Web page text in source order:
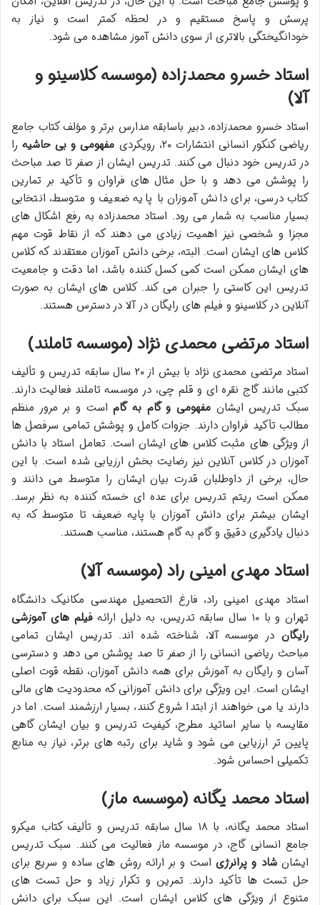
پرسش و پاسخ مستقیم و در لحظه کمتر است و نیاز به
خودانگیختگی بالاتری از سوی دانش آموز مشاهده می شود.
استاد خسرو محمدزاده (موسسه کلاسینو و
آلا)
استاد خسرو محمدزاده، دبیر باسابقه مدارس برتر و مؤلف کتاب جامع
ریاضی کنکور انسانی انتشارات ۲۰، رویکردی
مفهومی و بی حاشیهرا
در تدریس خود دنبال می کنند. تدریس ایشان از صفر تا صد مباحث
را پوشش می دهد و با حل مثال های فراوان و تأکید بر تمارین
کتاب درسی، برای دانش آموزان با پایه ضعیف و متوسط، انتخابی
بسیار مناسب به شمار می رود. استاد محمدزاده به رفع اشکال های
مجزا و شخصی نیز اهمیت زیادی می دهند که از نقاط قوت مهم
کلاس های ایشان است. البته، برخی دانش آموزان معتقدند که کلاس
های ایشان ممکن است کمی کسل کننده باشد، اما دقت و جامعیت
تدریس این کاستی را جبران می کند. کلاس های ایشان به صورت
آنلاین در کلاسینو و فیلم های رایگان در آلا در دسترس هستند.
استاد مرتضی محمدی نژاد (موسسه تاملند)
استاد مرتضی محمدی نژاد با بیش از ۲۰ سال سابقه تدریس و تألیف
کتبی مانند گاج نقره ای و قلم چی، در موسسه تاملند فعالیت دارند.
سبک تدریس ایشان مفهومی و گام به گاماست و بر مرور منظم
مطالب تأکید فراوان دارند. جزوات کامل و پوشش تمامی سرفصل ها
از ویژگی های مثبت کلاس های ایشان است. تعامل استاد با دانش
آموزان در کلاس آنلاین نیز رضایت بخش ارزیابی شده است. با این
حال، برخی از داوطلبان قدرت بیان ایشان را متوسط می دانند و
ممکن است ریتم تدریس برای عده ای خسته کننده به نظر برسد.
ایشان بیشتر برای دانش آموزان با پایه ضعیف تا متوسط که به
دنبال یادگیری دقیق و گام به گام هستند، مناسب هستند.
استاد مهدی امینی راد (موسسه آلا)
استاد مهدی امینی راد، فارغ التحصیل مهندسی مکانیک دانشگاه
تهران و با ۱۰ سال سابقه تدریس، به دلیل ارائه
فیلم های آموزشی
رایگان در موسسه آلا، شناخته شده اند. تدریس ایشان تمامی
مباحث ریاضی انسانی را از صفر تا صد پوشش می دهد و دسترسی
آسان و رایگان به آموزش برای همه دانش آموزان، نقطه قوت اصلی
ایشان است. این ویژگی برای دانش آموزانی که محدودیت های مالی
دارند یا می خواهند از ابتدا شروع کنند، بسیار ارزشمند است. اما در
مقایسه با سایر اساتید مطرح، کیفیت تدریس و بیان ایشان گاهی
پایین تر ارزیابی می شود و شاید برای رتبه های برتر، نیاز به منابع
تکمیلی احساس شود.
استاد محمد یگانه (موسسه ماز)
استاد محمد یگانه، با ۱۸ سال سابقه تدریس و تألیف کتاب میکرو
جامع انسانی گاج، در موسسه ماز فعالیت می کنند. سبک تدریس
ایشانشاد و پرانرژیاست و بر ارائه روش های ساده و سریع برای
حل تست ها تأکید دارند. تمرین و تکرار زیاد و حل تست های
متنوع از ویژگی های کلاس ایشان است. این سبک برای دانش